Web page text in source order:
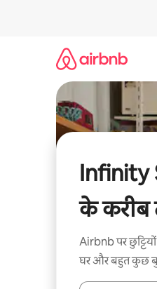
Infinity
के करीब
Airbnb पर
घर और बहुत कुछ